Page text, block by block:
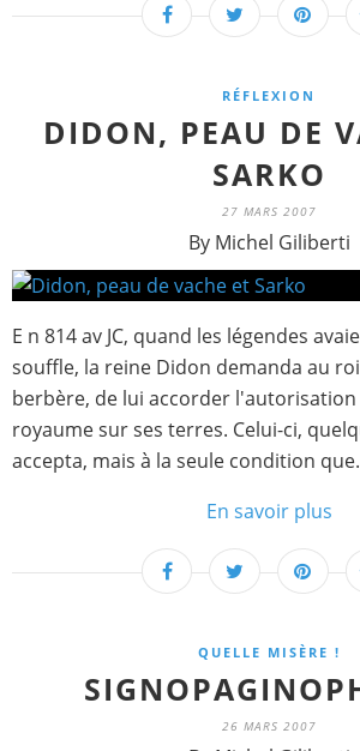
RÉFLEXION
DIDON, PEAU DE
SARKO
27 MARS 2007
By Michel Giliberti
E n 814 av JC, quand les légendes
souffle, la reine Didon demanda au
berbère, de lui accorder
royaume sur ses terres. Celui-ci,
accepta, mais à la seule condition
En savoir plus
QUELLE MISÈRE !
26 MARS 2007